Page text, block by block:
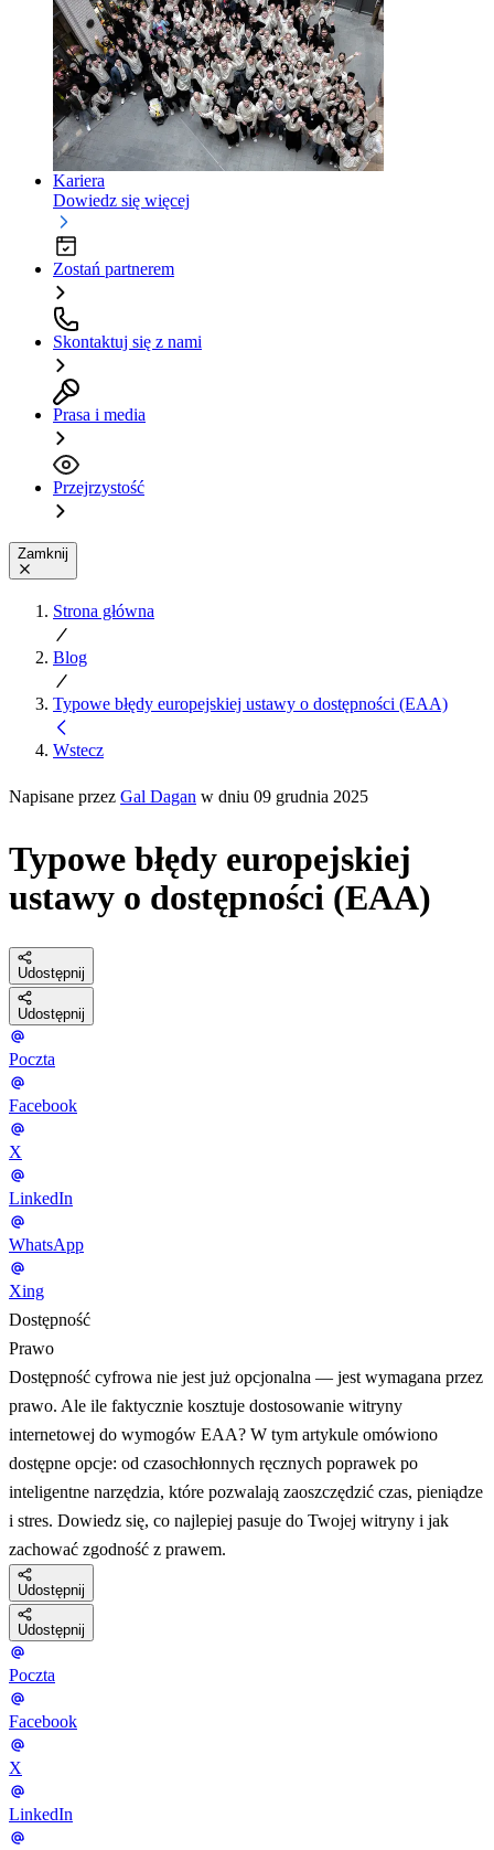
Kariera
Dowiedz się więcej
Zostań partnerem
Skontaktuj się z nami
Prasa i media
Przejrzystość
Zamknij
Strona główna
Blog
Typowe błędy europejskiej ustawy o dostępności (EAA)
Wstecz
Napisane przez Gal Dagan w dniu 09 grudnia 2025
Typowe błędy europejskiej
ustawy o dostępności (EAA)
Udostępnij
Udostępnij
Poczta
Facebook
X
LinkedIn
WhatsApp
Xing
Dostępność
Prawo
Dostępność cyfrowa nie jest już opcjonalna — jest wymagana przez
prawo. Ale ile faktycznie kosztuje dostosowanie witryny
internetowej do wymogów EAA? W tym artykule omówiono
dostępne opcje: od czasochłonnych ręcznych poprawek po
inteligentne narzędzia, które pozwalają zaoszczędzić czas, pieniądze
i stres. Dowiedz się, co najlepiej pasuje do Twojej witryny i jak
zachować zgodność z prawem.
Udostępnij
Udostępnij
Poczta
Facebook
X
LinkedIn